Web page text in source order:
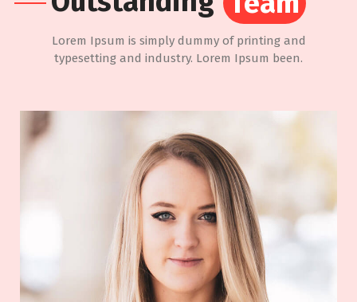
Lorem Ipsum is simply dummy of printing and
typesetting and industry. Lorem Ipsum been.